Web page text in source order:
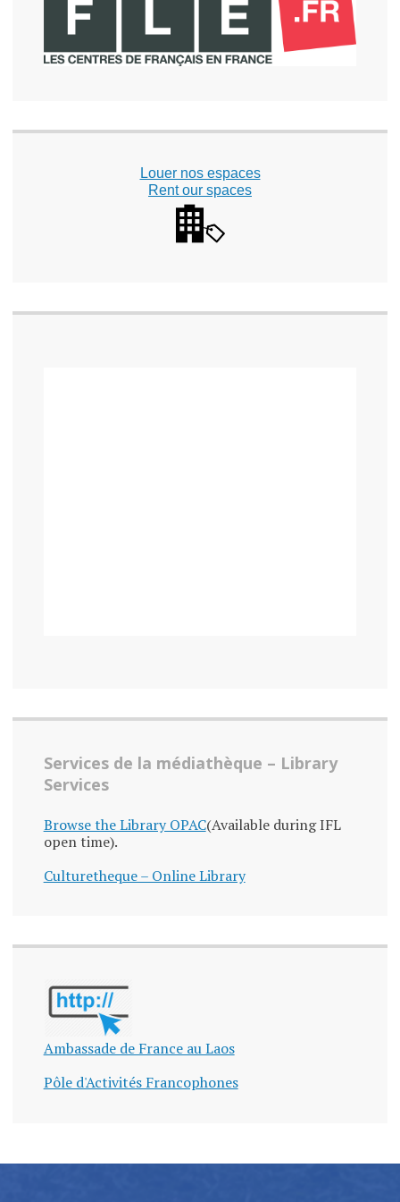
Louer nos espaces
Rent our spaces
Services de la médiathèque – Library
Services
Browse the Library OPAC(Available during IFL
open time).
Culturetheque – Online Library
Ambassade de France au Laos
Pôle d'Activités Francophones